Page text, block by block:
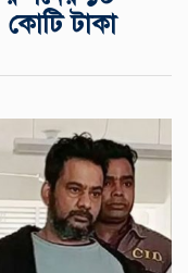
কোটি টাকা